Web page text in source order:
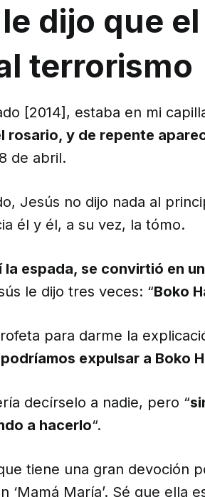
dijo que
terrorismo
[2014], estaba en mi
rosario, y de repente
de abril.
Jesús no dijo nada al
él y él, a su vez, la tómo.
espada, se convirtió en
le dijo tres veces: “Boko
para darme la
expulsar a Boko
decírselo a nadie, pero “
a hacerlo“.
tiene una gran devoción
‘Mamá María’. Sé que ella